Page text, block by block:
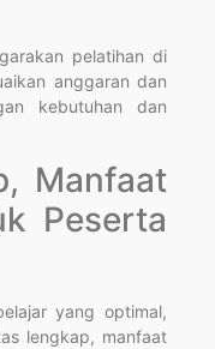
pelatihan di
anggaran dan
kebutuhan dan
Manfaat
Peserta
yang optimal,
lengkap, manfaat